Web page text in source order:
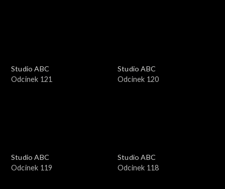
Studio ABC
Odcinek 121
Studio ABC
Odcinek 120
Studio ABC
Odcinek 119
Studio ABC
Odcinek 118